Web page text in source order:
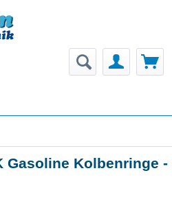
Gasoline Kolbenringe -